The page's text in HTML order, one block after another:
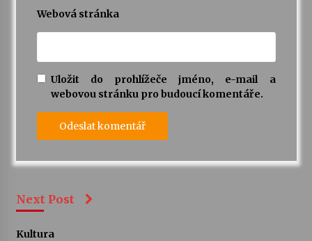
Webová stránka
Uložit do prohlížeče jméno, e-mail a
webovou stránku pro budoucí komentáře.
Next Post
Kultura